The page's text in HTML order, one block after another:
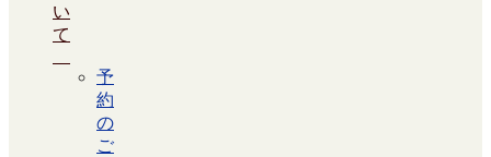
い
て
予
約
の
ご